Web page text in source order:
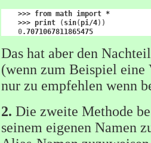
>>> from math import
>>> print ( sin(pi/4))
0
Das hat aber den
(wenn zum Beispiel
nur zu empfehlen wenn
2. Die zweite Methode
seinem eigenen Namen